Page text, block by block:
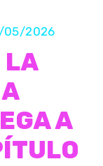
05/2026
LA
A